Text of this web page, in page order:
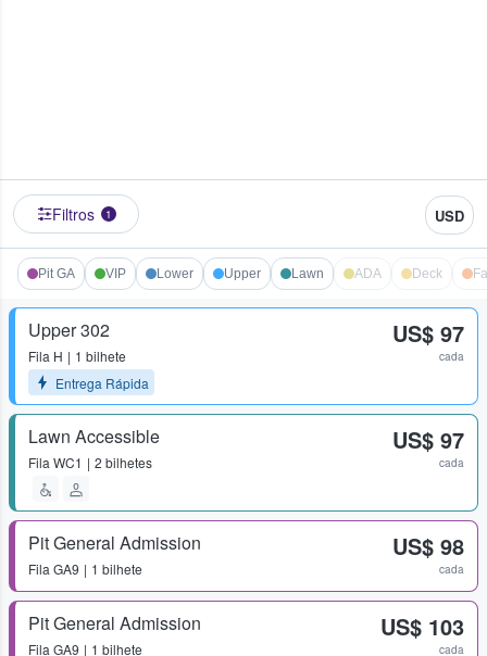
Filtros 1 USD
Pit GA VIP Lower Upper Lawn ADA Deck
Upper 302
Fila H
1 bilhete
Entrega Rápida
US$ 97
cada
Lawn Accessible
Fila WC1 2 bilhetes
US$ 97
cada
Pit General Admission
Fila GA9 1 bilhete
US$ 98
cada
Pit General Admission
Fila GA9 1 bilhete
US$ 103
cada